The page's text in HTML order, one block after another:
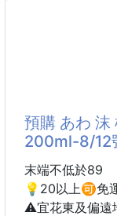
防纏繞、防變
內衣輕鬆取放
懸掛掛帶設計
洗完後可直懸掛
省掉拿出
每天洗澡都有
一般沐浴乳香
🌿 GA-IN
採用柔滑凝膠質
外部肌膚的汗水
日常清潔更細
預購 あわ 沫
200ml-8/12
末端不低於89
💡20以上🉑免
⚠️宜花東及偏遠